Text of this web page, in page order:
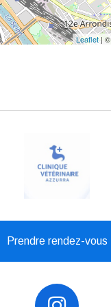
Leaflet| ©
Prendre rendez-vous